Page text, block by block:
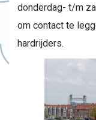
donderdag- t/m
om contact te
hardrijders.